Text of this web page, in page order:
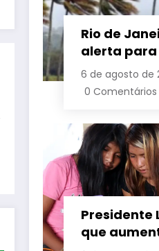
Rio de
alerta para
110 km/h
frente fria
6 de agosto de
0 Comentários
Presidente
que